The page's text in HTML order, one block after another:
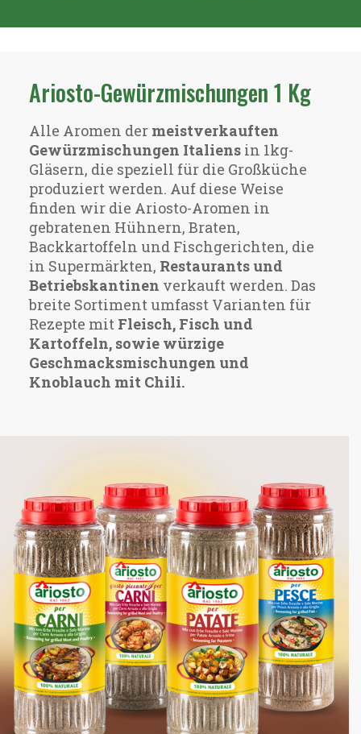
Ariosto-Gewürzmischungen 1 Kg
Alle Aromen der meistverkauften
Gewürzmischungen Italiensin 1kg-
Gläsern, die speziell für die Großküche
produziert werden. Auf diese Weise
finden wir die Ariosto-Aromen in
gebratenen Hühnern, Braten,
Backkartoffeln und Fischgerichten, die
in Supermärkten, Restaurants und
Betriebskantinen verkauft werden. Das
breite Sortiment umfasst Varianten für
Rezepte mit Fleisch, Fisch und
Kartoffeln, sowie würzige
Geschmacksmischungen und
Knoblauch mit Chili.